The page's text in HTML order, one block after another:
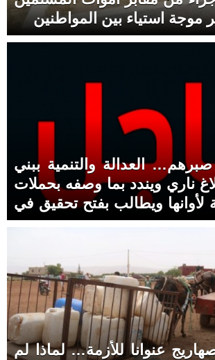
موجة استياء بين المواطنين
العدالة والتنمية ببني
ناري ويندد بما وصفه بحملات
لأوانها ويطالب بفتح تحقيق في
قانونية”
عنوانا للأزمة… لماذا لم